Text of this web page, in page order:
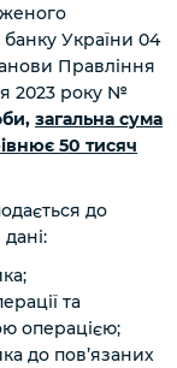
України 04
Правління
2023 року №
загальна сума
50 тисяч
до
та
операцією;
до пов’язаних